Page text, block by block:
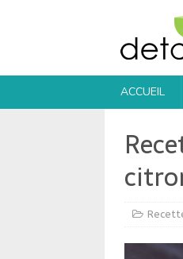
ACCUEIL